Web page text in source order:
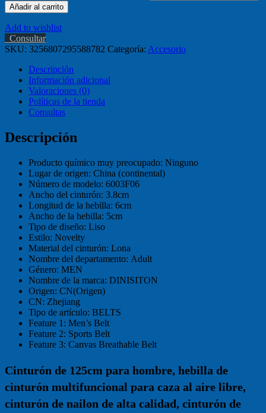
Añadir al carrito
Add to wishlist
Consultar
SKU: 3256807295588782 Categoría: Accesorio
Descripción
Información adicional
Valoraciones (0)
Políticas de la tienda
Consultas
Descripción
Producto químico muy preocupado: Ninguno
Lugar de origen: China (continental)
Número de modelo: 6003F06
Ancho del cinturón: 3.8cm
Longitud de la hebilla: 6cm
Ancho de la hebilla: 5cm
Tipo de diseño: Liso
Estilo: Novelty
Material del cinturón: Lona
Nombre del departamento: Adult
Género: MEN
Nombre de la marca: DINISITON
Origen: CN(Origen)
CN: Zhejiang
Tipo de artículo: BELTS
Feature 1: Men’s Belt
Feature 2: Sports Belt
Feature 3: Canvas Breathable Belt
Cinturón de 125cm para hombre, hebilla de
cinturón multifuncional para caza al aire libre,
cinturón de nailon de alta calidad, cinturón de